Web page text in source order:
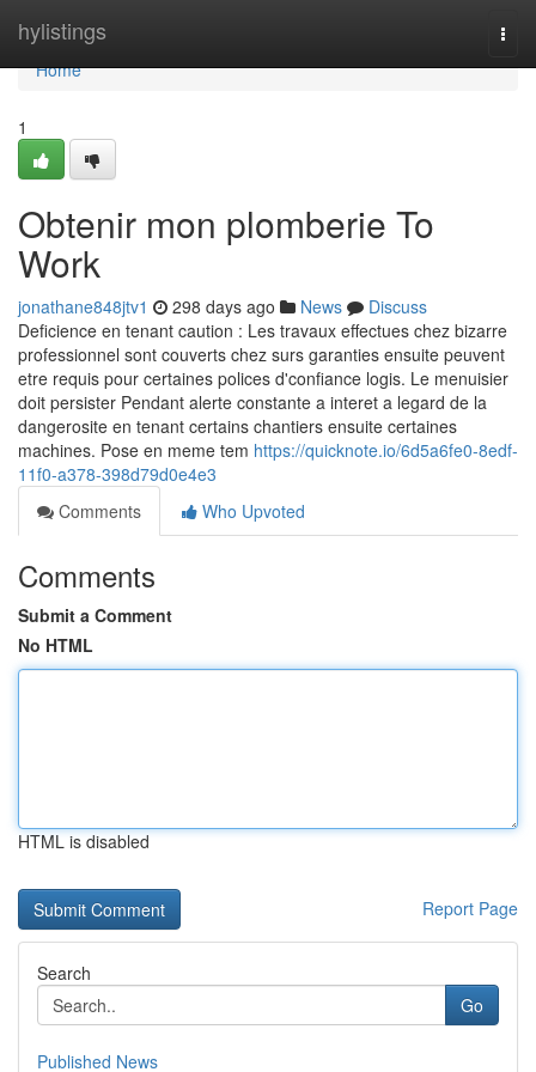
hylistings
Home
Home
1
Obtenir mon plomberie To
Work
jonathane848jtv1 298 days ago News
Discuss
Deficience en tenant caution : Les travaux effectues chez bizarre
professionnel sont couverts chez surs garanties ensuite peuvent
etre requis pour certaines polices d'confiance logis. Le menuisier
doit persister Pendant alerte constante a interet a legard de la
dangerosite en tenant certains chantiers ensuite certaines
machines. Pose en meme tem https://quicknote.io/6d5a6fe0-8edf-
11f0-a378-398d79d0e4e3
Comments
Who Upvoted
Comments
Submit a Comment
No HTML
HTML is disabled
Report Page
Search
Go
Published News